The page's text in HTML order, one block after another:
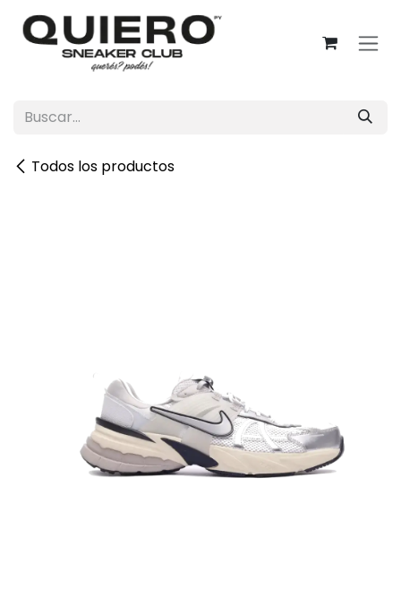
Ir al contenido
Todos los productos